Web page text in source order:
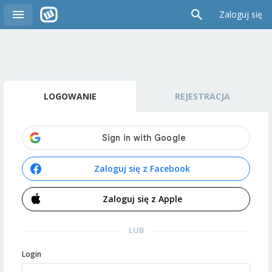
Zaloguj się
LOGOWANIE REJESTRACJA
Zaloguj się z Facebook
Zaloguj się z Apple
LUB
Login